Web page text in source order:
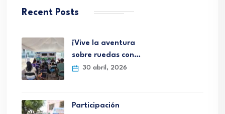
Recent Posts
¡Vive la aventura
sobre ruedas con…
30 abril, 2026
Participación